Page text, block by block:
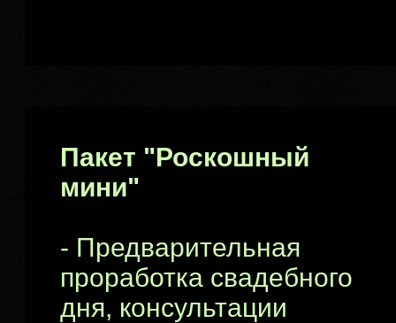
Пакет "Роскошный
мини"
- Предварительная
проработка свадебного
дня, консультации